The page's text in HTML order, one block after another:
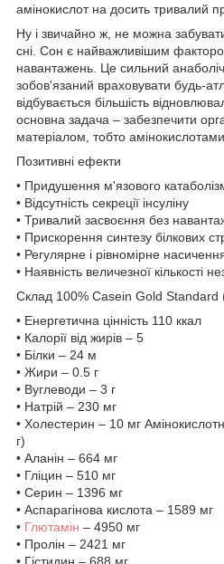
амінокислот на досить тривалий
Ну і звичайно ж, не можна
сні. Сон є найважливішим
навантажень. Це сильний
зобов'язаний враховувати будь-
відбувається більшість
основна задача – забезпечити
матеріалом, тобто амінокислотами.
Позитивні ефекти
• Придушення м'язового
• Відсутність секреції інсуліну
• Тривалий засвоєння без
• Прискорення синтезу білкових
• Регулярне і рівномірне
• Наявність величезної кількості
Склад 100% Casein Gold Standard
• Енергетична цінність 110 ккал
• Калорії від жирів – 5
• Білки – 24 м
• Жири – 0.5 г
• Вуглеводи – 3 г
• Натрій – 230 мг
• Холестерин – 10 мг
г)
• Аланін – 664 мг
• Гліцин – 510 мг
• Серин – 1396 мг
• Аспарагінова кислота – 1589 мг
• Глютамін – 4950 мг
• Пролін – 2421 мг
• Гістидин – 688 мг